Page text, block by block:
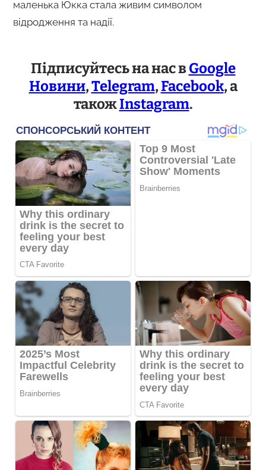
маленька Юкка стала живим символом
відродження та надії.
Підписуйтесь на нас вGoogle
Новини,Telegram,Facebook, а
такожInstagram.